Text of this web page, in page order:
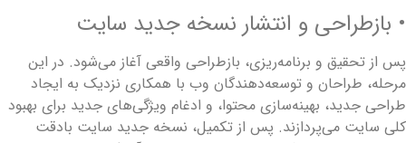
• بازطراحی و انتشار نسخه جدید سایت
پس از تحقیق و برنامه‌ریزی، بازطراحی واقعی آغاز می‌شود. در این
مرحله، طراحان و توسعه‌دهندگان وب با همکاری نزدیک به ایجاد
طراحی جدید، بهینه‌سازی محتوا، و ادغام ویژگی‌های جدید برای بهبود
کلی سایت می‌پردازند. پس از تکمیل، نسخه جدید سایت بادقت